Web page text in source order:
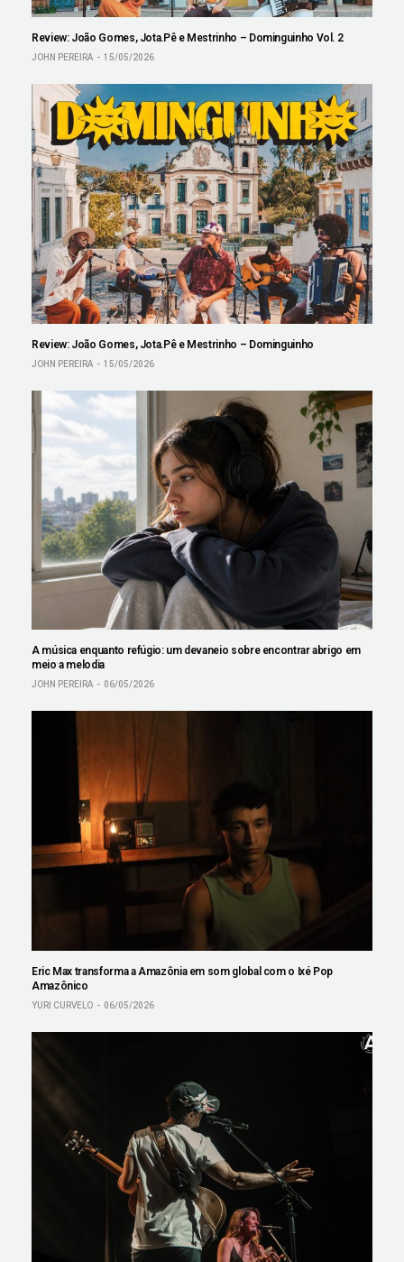
Review: João Gomes, Jota.Pê e Mestrinho – Dominguinho Vol. 2
JOHN PEREIRA 15/05/2026
Review: João Gomes, Jota.Pê e Mestrinho – Dominguinho
JOHN PEREIRA 15/05/2026
A música enquanto refúgio: um devaneio sobre encontrar abrigo em
meio a melodia
JOHN PEREIRA 06/05/2026
Eric Max transforma a Amazônia em som global com o Ixé Pop
Amazônico
YURI CURVELO 06/05/2026